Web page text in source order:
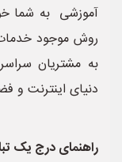
آموزشی به شما
روش موجود
به مشتریان
دنیای اینترنت و
راهنمای درج یک